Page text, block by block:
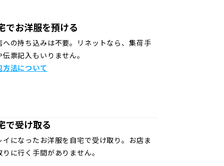
でお洋服を預ける
への持ち込みは不要。リネットなら、集荷手
伝票記入もいりません。
方法について
で受け取る
イになったお洋服を自宅で受け取り。お店ま
りに行く手間がありません。